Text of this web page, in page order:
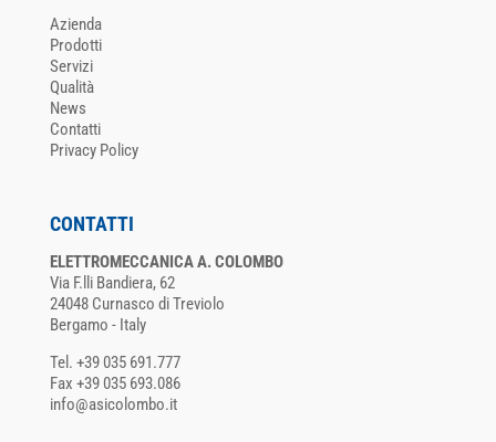
Azienda
Prodotti
Servizi
Qualità
News
Contatti
Privacy Policy
CONTATTI
ELETTROMECCANICA A. COLOMBO
Via F.lli Bandiera, 62
24048 Curnasco di Treviolo
Bergamo - Italy
Tel. +39 035 691.777
Fax +39 035 693.086
info@asicolombo.it